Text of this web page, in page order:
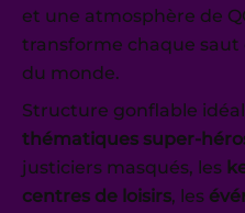
et une atmosphère de
transforme chaque saut
du monde.
Structure gonflable
thématiques super-
justiciers masqués, les
centres de loisirs, les